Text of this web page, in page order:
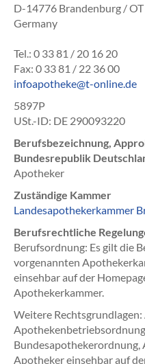
D-14776 Brandenburg /
Germany
Tel.: 0 33 81 / 20 16 20
Fax: 0 33 81 / 22 36 00
infoapotheke@t-online.de
5897P
USt.-ID: DE 290093220
Berufsbezeichnung,
Bundesrepublik
Apotheker
Zuständige Kammer
Landesapothekerkammer
Berufsrechtliche
Berufsordnung: Es gilt die
vorgenannten
einsehbar auf der
Apothekerkammer.
Weitere
Apotheker einsehbar auf